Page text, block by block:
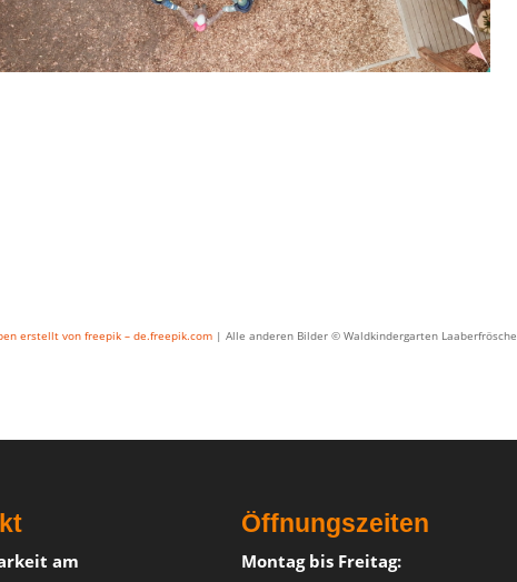
erstellt von freepik – de.freepik.com | Alle anderen Bilder © Waldkindergarten Laaberfrösche
am
Öffnungszeiten
Montag bis Freitag: